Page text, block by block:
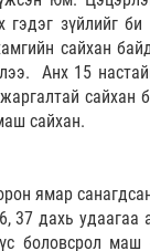
гэдэг зүйлийг
сайхан
Анх 15
сайхан
сайхан.
ямар
37 дахь удаагаа
боловсрол маш